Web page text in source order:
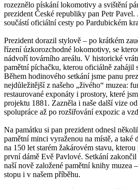
rozeznělo pískání lokomotivy a svištění
prezident České republiky pan Petr Pavel.
součástí oficiální cesty po Pardubickém
Prezident dorazil stylově – po krátkém
řízení úzkorozchodné lokomotivy, se
nádvoří továrního areálu. V historické
pamětní píchačku, kterou oficiálně zahájil
Během hodinového setkání jsme panu
nejdůležitější z našeho „živého“ muzea:
restaurované exponáty i prostory, které
projektu 1881. Zazněla i naše další vize
spolupráce až po rozšiřování expozic a
Na památku si pan prezident odnesl
pamětní minci vyraženou na místě, a také
na 150 let starém žakárovém stavu, kterou
první dámě Evě Pavlové. Setkání
naší nově založené pamětní knihy muzea
stopu i v našem příběhu.